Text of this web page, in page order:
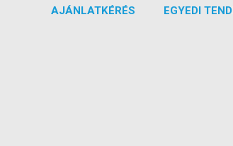
AJÁNLATKÉRÉS EGYEDI